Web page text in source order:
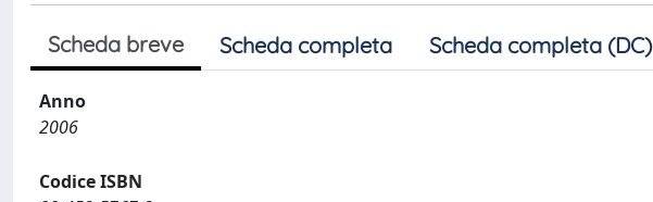
Scheda breve Scheda completa Scheda completa (DC)
Anno
2006
Codice ISBN